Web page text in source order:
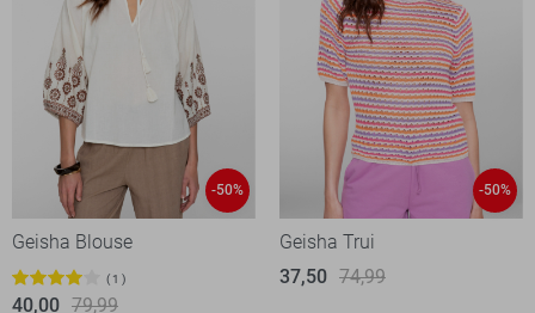
-50%
Geisha Blouse
1
40,00 79,99
-50%
Geisha Trui
37,50 74,99